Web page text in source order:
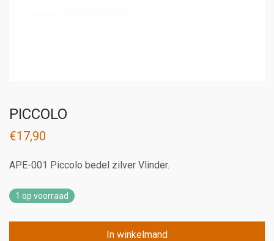
PICCOLO
€17,90
APE-001 Piccolo bedel zilver Vlinder.
1 op voorraad
In winkelmand